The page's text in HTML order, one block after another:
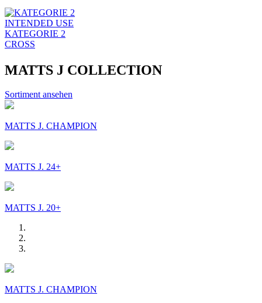
INTENDED USE
KATEGORIE 2
CROSS
MATTS J COLLECTION
Sortiment ansehen
MATTS J. CHAMPION
MATTS J. 24+
MATTS J. 20+
MATTS J. CHAMPION